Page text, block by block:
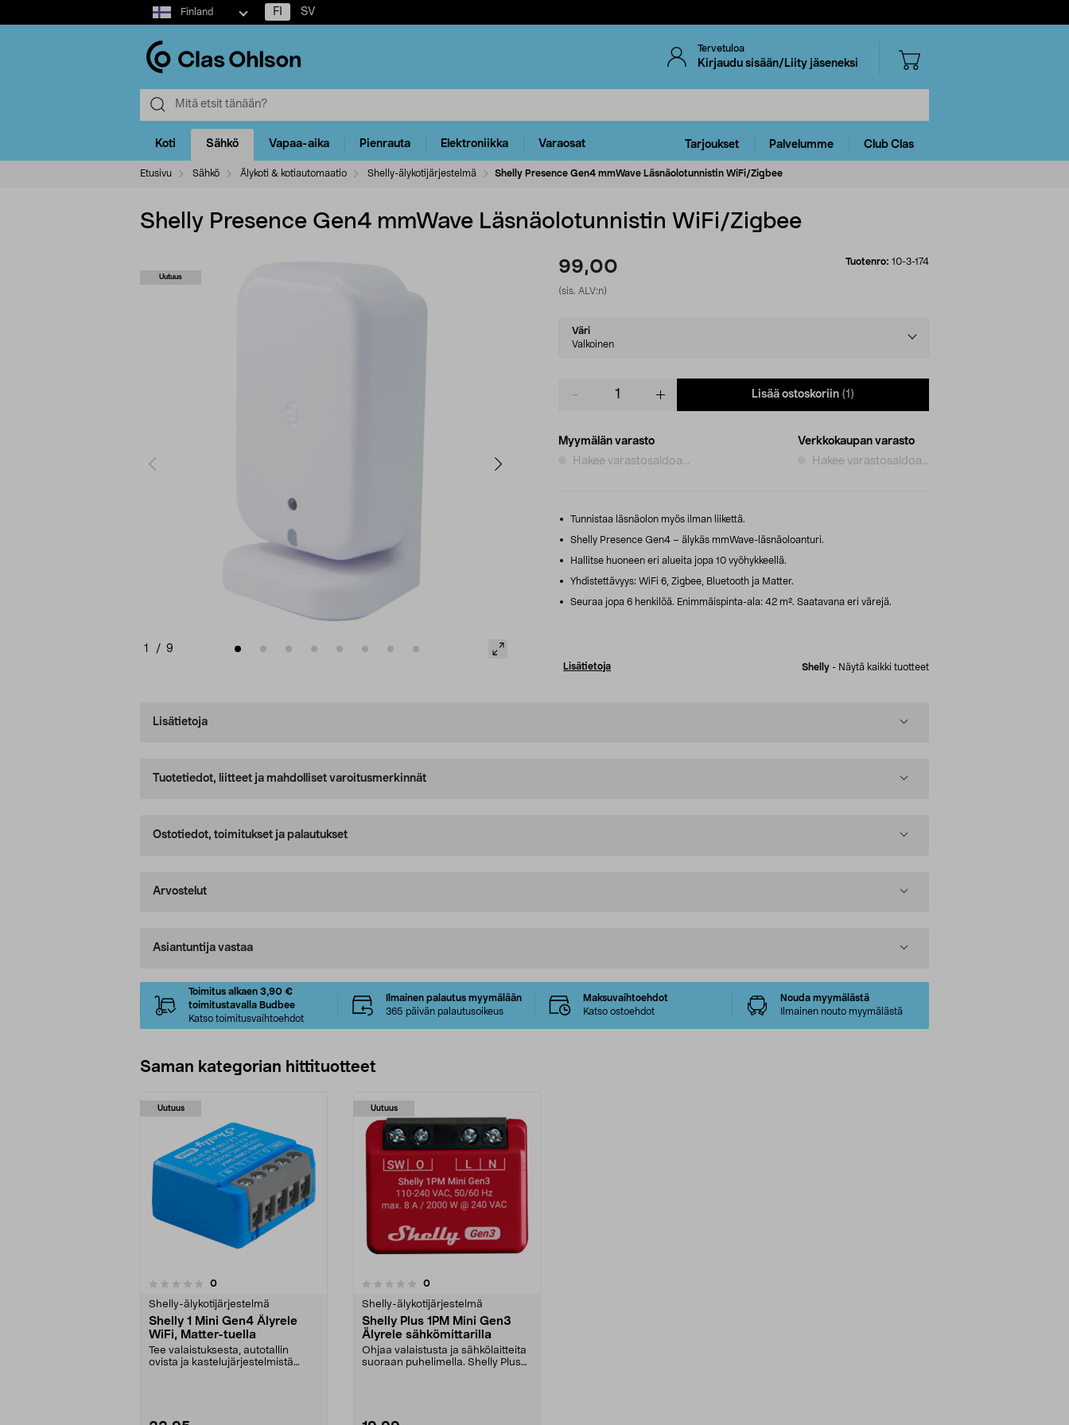
Select
market
Finland FI SV
Tervetuloa
Kirjaudu sisään/Liity jäseneksi
Koti Sähkö Vapaa-aika Pienrauta Elektroniikka Varaosat Tarjoukset Palvelumme Club Clas
Etusivu Sähkö Älykoti & kotiautomaatio Shelly-älykotijärjestelmä Shelly Presence Gen4 mmWave Läsnäolotunnistin WiFi/Zigbee
Shelly Presence Gen4 mmWave Läsnäolotunnistin WiFi/Zigbee
Uutuus
1 / 9
99,00
(sis. ALV:n)
Tuotenro: 10-3-174
Select
variant
Väri
Valkoinen
Lisää ostoskoriin (1)
Myymälän varasto
Hakee varastosaldoa...
Verkkokaupan varasto
Hakee varastosaldoa...
Tunnistaa läsnäolon myös ilman liikettä.
Shelly Presence Gen4 – älykäs mmWave-läsnäoloanturi.
Hallitse huoneen eri alueita jopa 10 vyöhykkeellä.
Yhdistettävyys: WiFi 6, Zigbee, Bluetooth ja Matter.
Seuraa jopa 6 henkilöä. Enimmäispinta-ala: 42 m². Saatavana eri värejä.
Lisätietoja Shelly - Näytä kaikki tuotteet
Lisätietoja
Tuotetiedot, liitteet ja mahdolliset varoitusmerkinnät
Ostotiedot, toimitukset ja palautukset
Arvostelut
Asiantuntija vastaa
Toimitus alkaen 3,90 €
toimitustavalla Budbee
Katso toimitusvaihtoehdot
Ilmainen palautus myymälään
365 päivän palautusoikeus
Maksuvaihtoehdot
Katso ostoehdot
Nouda myymälästä
Ilmainen nouto myymälästä
Saman kategorian hittituotteet
Uutuus
0arvostelut
Shelly-älykotijärjestelmä
Shelly 1 Mini Gen4 Älyrele
WiFi, Matter-tuella
Tee valaistuksesta, autotallin
ovista ja kastelujärjestelmistä
Uutuus
0.0 viidestä
0arvostelut
Shelly-älykotijärjestelmä
Shelly Plus 1PM Mini Gen3
Älyrele sähkömittarilla
Ohjaa valaistusta ja sähkölaitteita
suoraan puhelimella. Shelly Plus